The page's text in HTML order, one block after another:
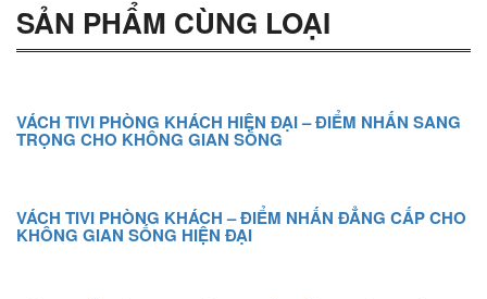
SẢN PHẨM CÙNG LOẠI
VÁCH TIVI PHÒNG KHÁCH HIỆN ĐẠI – ĐIỂM NHẤN SANG
TRỌNG CHO KHÔNG GIAN SỐNG
VÁCH TIVI PHÒNG KHÁCH – ĐIỂM NHẤN ĐẲNG CẤP CHO
KHÔNG GIAN SỐNG HIỆN ĐẠI